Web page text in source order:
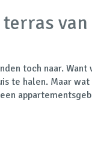
van
toch naar.
te halen. Maar